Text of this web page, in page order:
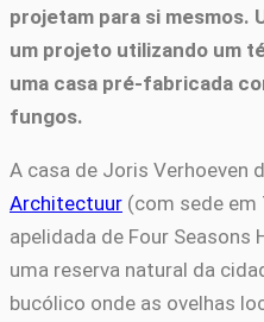
projetam para si mesmos.
um projeto utilizando um
uma casa pré-fabricada
fungos.
A casa de Joris Verhoeven
Architectuur (com sede em
apelidada de Four Seasons
uma reserva natural da
bucólico onde as ovelhas